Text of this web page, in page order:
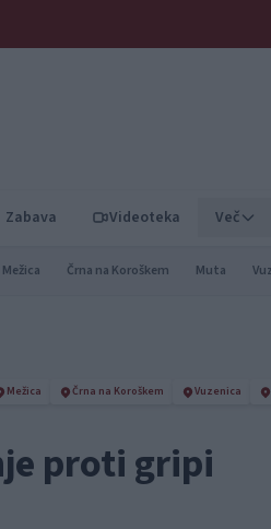
Zabava Videoteka Več
Mežica Črna na Koroškem Muta
Mežica Črna na Koroškem
Vuzenica
proti gripi